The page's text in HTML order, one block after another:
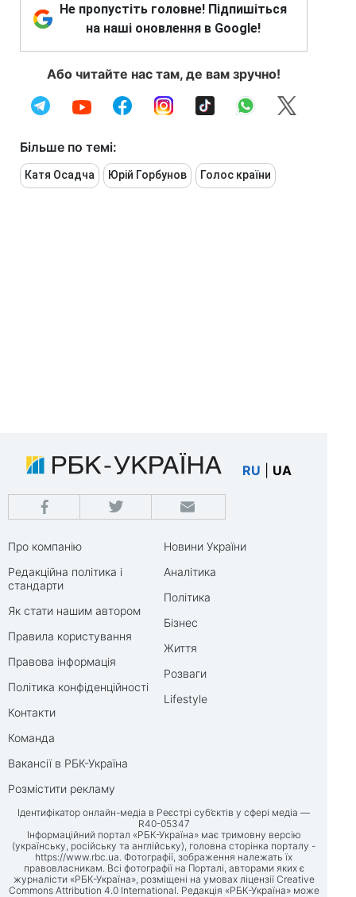
Не пропустіть головне! Підпишіться
на наші оновлення в Google!
Або читайте нас там, де вам зручно!
Більше по темі:
Катя Осадча Юрій Горбунов Голос країни
RU UA
Про компанію
Редакційна політика і
стандарти
Як стати нашим автором
Правила користування
Правова інформація
Політика конфіденційності
Контакти
Команда
Вакансії в РБК-Україна
Розмістити рекламу
Новини України
Аналітика
Політика
Бізнес
Життя
Розваги
Lifestyle
Ідентифікатор онлайн-медіа в Реєстрі суб’єктів у сфері медіа —
R40-05347
Інформаційний портал «РБК-Україна» має тримовну версію
(українську, російську та англійську), головна сторінка порталу -
https://www.rbc.ua . Фотографії, зображення належать їх
правовласникам. Всі фотографії на Порталі, авторами яких є
журналісти «РБК-Україна», розміщені на умовах ліцензії Creative
Commons Attribution 4.0 International. Редакція «РБК-Україна» може